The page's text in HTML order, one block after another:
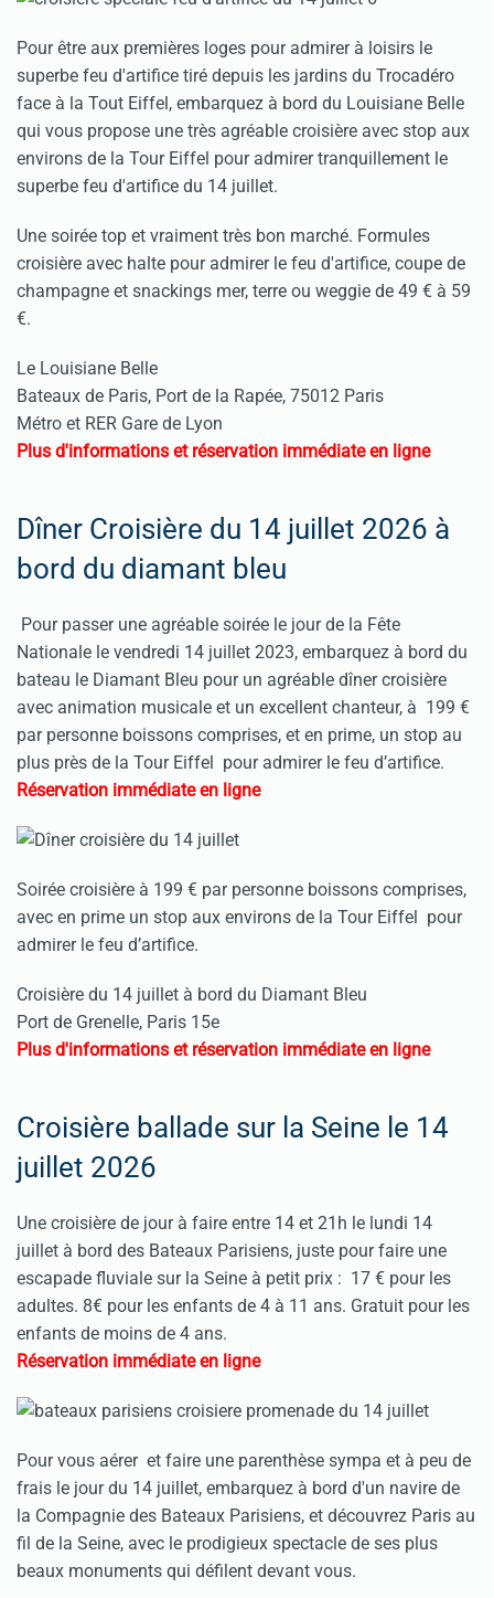
Pour être aux premières loges pour admirer à loisirs le
superbe feu d'artifice tiré depuis les jardins du Trocadéro
face à la Tout Eiffel, embarquez à bord du Louisiane Belle
qui vous propose une très agréable croisière avec stop aux
environs de la Tour Eiffel pour admirer tranquillement le
superbe feu d'artifice du 14 juillet.
Une soirée top et vraiment très bon marché. Formules
croisière avec halte pour admirer le feu d'artifice, coupe de
champagne et snackings mer, terre ou weggie de 49 € à 59
€.
Le Louisiane Belle
Bateaux de Paris, Port de la Rapée, 75012 Paris
Métro et RER Gare de Lyon
Plus d'informations et réservation immédiate en ligne
Dîner Croisière du 14 juillet 2026 à
bord du diamant bleu
Pour passer une agréable soirée le jour de la Fête
Nationale le vendredi 14 juillet 2023, embarquez à bord du
bateau le Diamant Bleu pour un agréable dîner croisière
avec animation musicale et un excellent chanteur, à 199 €
par personne boissons comprises, et en prime, un stop au
plus près de la Tour Eiffel pour admirer le feu d’artifice.
Réservation immédiate en ligne
Soirée croisière à 199 € par personne boissons comprises,
avec en prime un stop aux environs de la Tour Eiffel pour
admirer le feu d’artifice.
Croisière du 14 juillet à bord du Diamant Bleu
Port de Grenelle, Paris 15e
Plus d'informations et réservation immédiate en ligne
Croisière ballade sur la Seine le 14
juillet 2026
Une croisière de jour à faire entre 14 et 21h le lundi 14
juillet à bord des Bateaux Parisiens, juste pour faire une
escapade fluviale sur la Seine à petit prix : 17 € pour les
adultes. 8€ pour les enfants de 4 à 11 ans. Gratuit pour les
enfants de moins de 4 ans.
Réservation immédiate en ligne
Pour vous aérer et faire une parenthèse sympa et à peu de
frais le jour du 14 juillet, embarquez à bord d'un navire de
la Compagnie des Bateaux Parisiens, et découvrez Paris au
fil de la Seine, avec le prodigieux spectacle de ses plus
beaux monuments qui défilent devant vous.